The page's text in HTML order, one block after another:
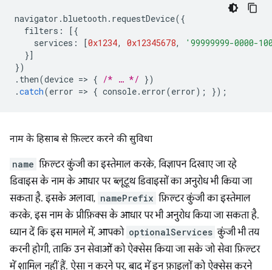
navigator .bluetooth . requestDevice({
filters :
[{
services : [0x1234, 0x12345678,
'99999999-0000-
}]
})
. then(device => { /* … */ })
.catch(error => { console. error(error); });
नाम के हिसाब से फ़िल्टर करने की सुविधा
name फ़िल्टर कुंजी का इस्तेमाल करके, विज्ञापन दिखाए जा रहे
डिवाइस के नाम के आधार पर ब्लूटूथ डिवाइसों का अनुरोध भी किया जा
सकता है. इसके अलावा, namePrefix फ़िल्टर कुंजी का इस्तेमाल
करके, इस नाम के प्रीफ़िक्स के आधार पर भी अनुरोध किया जा सकता है.
ध्यान दें कि इस मामले में, आपको optionalServices कुंजी भी तय
करनी होगी, ताकि उन सेवाओं को ऐक्सेस किया जा सके जो सेवा फ़िल्टर
में शामिल नहीं हैं. ऐसा न करने पर, बाद में इन फ़ाइलों को ऐक्सेस करने